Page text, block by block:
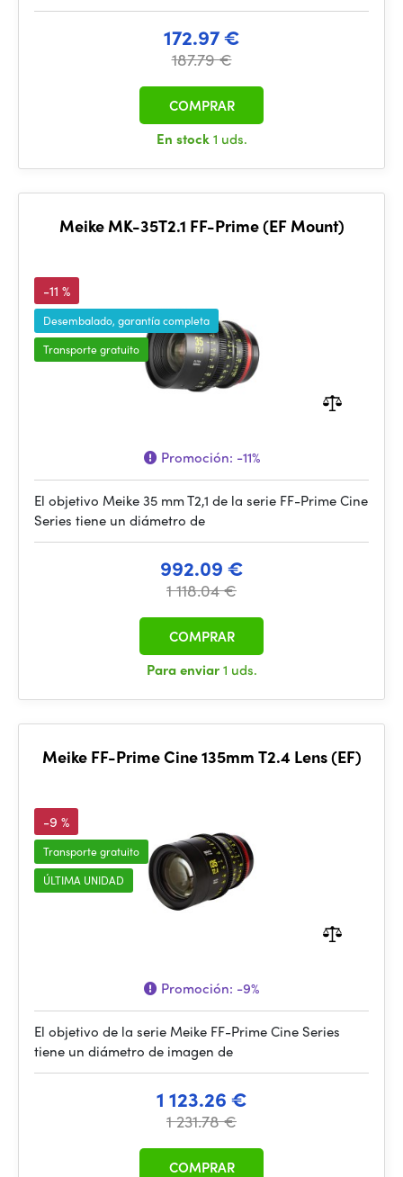
172.97 €
187.79 €
En stock1 uds.
COMPRAR
Meike MK-35T2.1 FF-Prime (EF Mount)
-11 %
Desembalado, garantía completa
Transporte gratuito
Promoción: -11%
El objetivo Meike 35 mm T2,1 de la serie FF-Prime Cine
Series tiene un diámetro de
992.09 €
1 118.04 €
Para enviar1 uds.
COMPRAR
Meike FF-Prime Cine 135mm T2.4 Lens (EF)
-9 %
Transporte gratuito
ÚLTIMA UNIDAD
Promoción: -9%
El objetivo de la serie Meike FF-Prime Cine Series
tiene un diámetro de imagen de
1 123.26 €
1 231.78 €
COMPRAR